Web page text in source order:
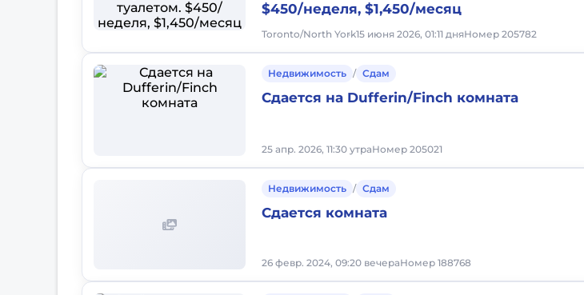
$450/неделя, $1,450/месяц
Toronto/North York15 июня 2026, 01:11 дняНомер 205782
Недвижимость / Сдам
Сдается на Dufferin/Finch комната
25 апр. 2026, 11:30 утраНомер 205021
Недвижимость / Сдам
Сдается комната
26 февр. 2024, 09:20 вечераНомер 188768